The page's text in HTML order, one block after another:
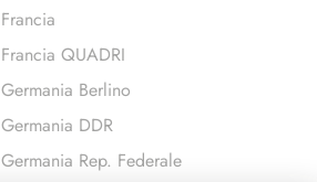
Francia
Francia QUADRI
Germania Berlino
Germania DDR
Germania Rep. Federale